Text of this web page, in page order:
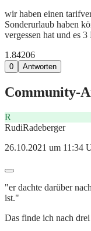
wir haben einen
Sonderurlaub haben
vergessen hat und es
1.84206
0 Antworten
Community-
R
RudiRadeberger
26.10.2021 um 11:34
"er dachte darüber
ist."
Das finde ich nach